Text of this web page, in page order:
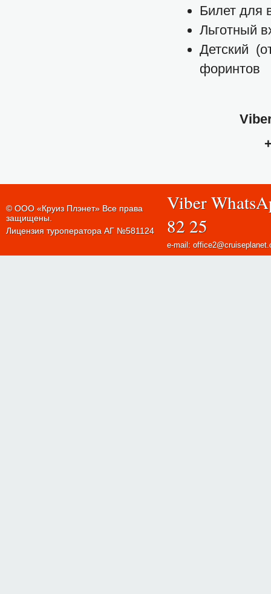
Билет для
Льготный
Детский
форинтов
© ООО «Круиз Плэнет» Все права
защищены.
Лицензия туроператора АГ №581124
Viber
82 25
e-mail: